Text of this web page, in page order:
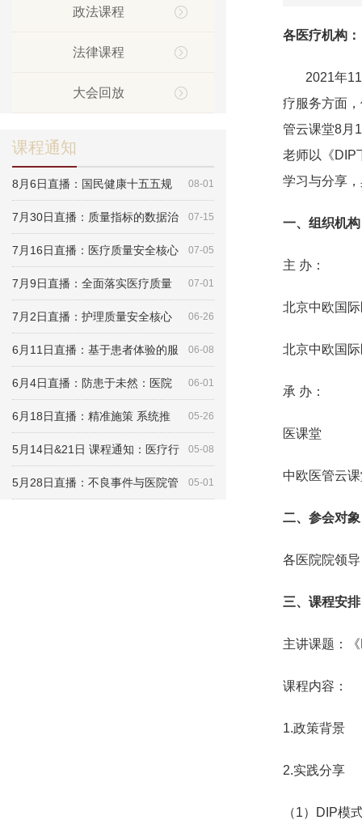
政法课程
法律课程
大会回放
课程通知
8月6日直播：国民健康十五五规 08-01
7月30日直播：质量指标的数据治 07-15
7月16日直播：医疗质量安全核心 07-05
7月9日直播：全面落实医疗质量 07-01
7月2日直播：护理质量安全核心 06-26
6月11日直播：基于患者体验的服 06-08
6月4日直播：防患于未然：医院 06-01
6月18日直播：精准施策 系统推 05-26
5月14日&21日 课程通知：医疗行 05-08
5月28日直播：不良事件与医院管 05-01
各医疗机构：
2021年11
疗服务方面
管云课堂8月
老师以《DIP
学习与分享
一、组织机构
主 办：
北京中欧国
北京中欧国
承 办：
医课堂
中欧医管云
二、参会对象
各医院院领
三、课程安
主讲课题：
课程内容：
1.政策背景
2.实践分享
（1）DIP模